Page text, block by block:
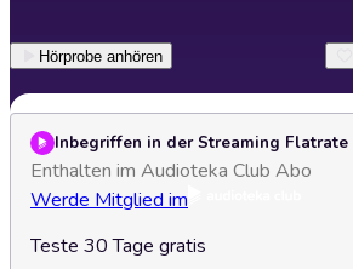
Hörprobe anhören
Inbegriffen in der Streaming Flatrate
Enthalten im Audioteka Club Abo
Werde Mitglied im
Teste 30 Tage gratis